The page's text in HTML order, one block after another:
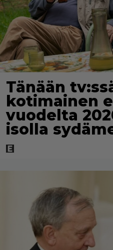
Tänään
kotimainen
vuodelta
isolla